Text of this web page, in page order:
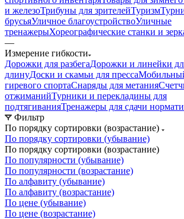
и железоТрибуны для зрителейТуризм
брусьяУличное благоустройствоУличные
тренажерыХореографические станки и
—
Измерение гибкости
Дорожки для разбегаДорожки и линейки
длинуДоски и скамьи для пресса
гиревого спортаСнаряды для метания
отжиманийТурники и перекладины для
подтягиванияТренажеры для сдачи
Фильтр
По порядку сортировки (возрастание)
По порядку сортировки (убывание)
По порядку сортировки (возрастание)
По популярности (убывание)
По популярности (возрастание)
По алфавиту (убывание)
По алфавиту (возрастание)
По цене (убывание)
По цене (возрастание)